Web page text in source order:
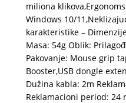
miliona
Windows 10/
karakteristike –
Masa: 54g Oblik:
Pakovanje: Mouse grip
Booster,USB dongle
Dužina kabla: 2m
Reklamacioni period: 24